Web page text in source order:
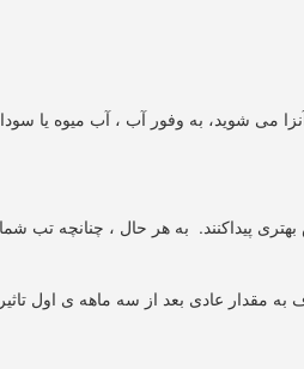
می شوید، به وفور آب ، آب میوه یا
پیداکنند. به هر حال ، چنانچه تب
عادی بعد از سه ماهه ی اول